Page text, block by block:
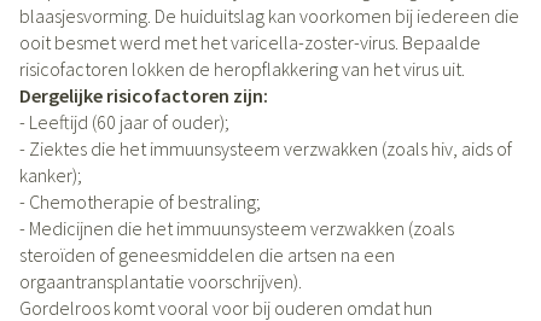
blaasjesvorming. De huiduitslag kan voorkomen bij iedereen die
ooit besmet werd met het varicella-zoster-virus. Bepaalde
risicofactoren lokken de heropflakkering van het virus uit.
Dergelijke risicofactoren zijn:
- Leeftijd (60 jaar of ouder);
- Ziektes die het immuunsysteem verzwakken (zoals hiv, aids of
kanker);
- Chemotherapie of bestraling;
- Medicijnen die het immuunsysteem verzwakken (zoals
steroïden of geneesmiddelen die artsen na een
orgaantransplantatie voorschrijven).
Gordelroos komt vooral voor bij ouderen omdat hun